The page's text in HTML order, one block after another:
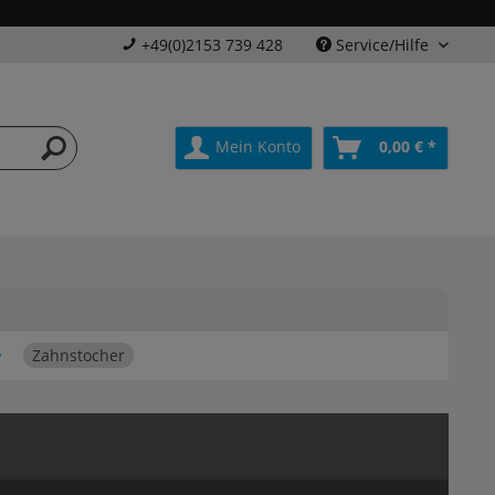
+49(0)2153 739 428 Service/Hilfe
Mein Konto 0,00 € *
Zahnstocher